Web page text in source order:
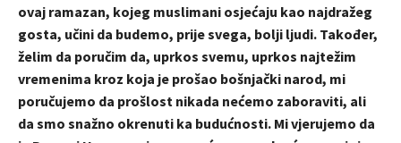
ovaj ramazan, kojeg muslimani osjećaju kao najdražeg
gosta, učini da budemo, prije svega, bolji ljudi. Također,
želim da poručim da, uprkos svemu, uprkos najtežim
vremenima kroz koja je prošao bošnjački narod, mi
poručujemo da prošlost nikada nećemo zaboraviti, ali
da smo snažno okrenuti ka budućnosti. Mi vjerujemo da